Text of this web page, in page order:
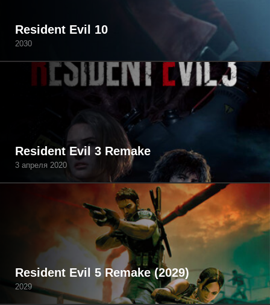
Resident Evil 10
2030
Resident Evil 3 Remake
3 апреля 2020
Resident Evil 5 Remake (2029)
2029